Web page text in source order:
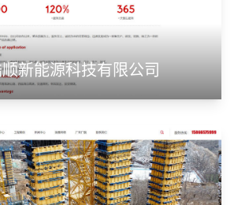
新能源科技有限公司